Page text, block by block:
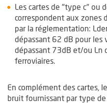
Les cartes de "type c" ou
correspondent aux zones
par la réglementation:
dépassant 62 dB pour les
dépassant 73dB et/ou Ln
ferroviaires.
En complément des cartes,
bruit fournissant par type